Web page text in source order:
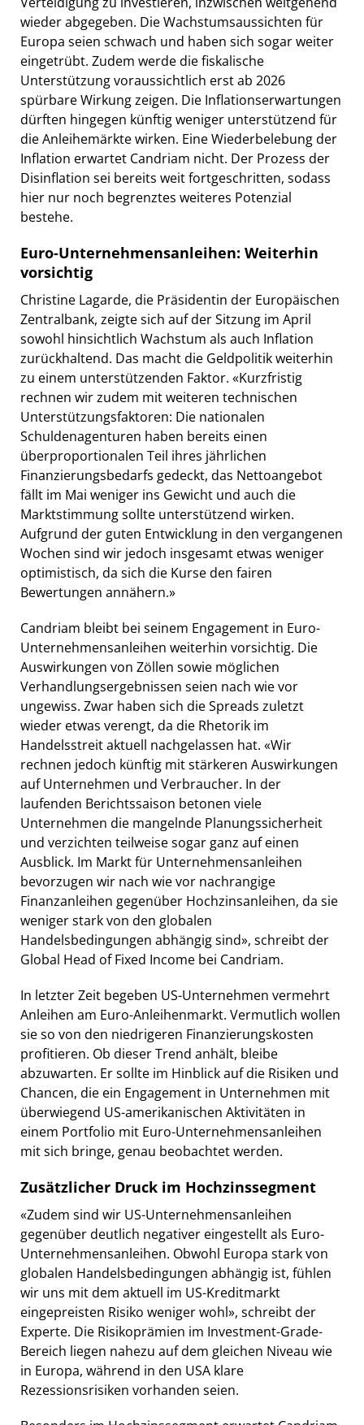
wieder abgegeben. Die Wachstumsaussichten für
Europa seien schwach und haben sich sogar weiter
eingetrübt. Zudem werde die fiskalische
Unterstützung voraussichtlich erst ab 2026
spürbare Wirkung zeigen. Die Inflationserwartungen
dürften hingegen künftig weniger unterstützend für
die Anleihemärkte wirken. Eine Wiederbelebung der
Inflation erwartet Candriam nicht. Der Prozess der
Disinflation sei bereits weit fortgeschritten, sodass
hier nur noch begrenztes weiteres Potenzial
bestehe.
Euro-Unternehmensanleihen: Weiterhin
vorsichtig
Christine Lagarde, die Präsidentin der Europäischen
Zentralbank, zeigte sich auf der Sitzung im April
sowohl hinsichtlich Wachstum als auch Inflation
zurückhaltend. Das macht die Geldpolitik weiterhin
zu einem unterstützenden Faktor. «Kurzfristig
rechnen wir zudem mit weiteren technischen
Unterstützungsfaktoren: Die nationalen
Schuldenagenturen haben bereits einen
überproportionalen Teil ihres jährlichen
Finanzierungsbedarfs gedeckt, das Nettoangebot
fällt im Mai weniger ins Gewicht und auch die
Marktstimmung sollte unterstützend wirken.
Aufgrund der guten Entwicklung in den vergangenen
Wochen sind wir jedoch insgesamt etwas weniger
optimistisch, da sich die Kurse den fairen
Bewertungen annähern.»
Candriam bleibt bei seinem Engagement in Euro-
Unternehmensanleihen weiterhin vorsichtig. Die
Auswirkungen von Zöllen sowie möglichen
Verhandlungsergebnissen seien nach wie vor
ungewiss. Zwar haben sich die Spreads zuletzt
wieder etwas verengt, da die Rhetorik im
Handelsstreit aktuell nachgelassen hat. «Wir
rechnen jedoch künftig mit stärkeren Auswirkungen
auf Unternehmen und Verbraucher. In der
laufenden Berichtssaison betonen viele
Unternehmen die mangelnde Planungssicherheit
und verzichten teilweise sogar ganz auf einen
Ausblick. Im Markt für Unternehmensanleihen
bevorzugen wir nach wie vor nachrangige
Finanzanleihen gegenüber Hochzinsanleihen, da sie
weniger stark von den globalen
Handelsbedingungen abhängig sind», schreibt der
Global Head of Fixed Income bei Candriam.
In letzter Zeit begeben US-Unternehmen vermehrt
Anleihen am Euro-Anleihenmarkt. Vermutlich wollen
sie so von den niedrigeren Finanzierungskosten
profitieren. Ob dieser Trend anhält, bleibe
abzuwarten. Er sollte im Hinblick auf die Risiken und
Chancen, die ein Engagement in Unternehmen mit
überwiegend US-amerikanischen Aktivitäten in
einem Portfolio mit Euro-Unternehmensanleihen
mit sich bringe, genau beobachtet werden.
Zusätzlicher Druck im Hochzinssegment
«Zudem sind wir US-Unternehmensanleihen
gegenüber deutlich negativer eingestellt als Euro-
Unternehmensanleihen. Obwohl Europa stark von
globalen Handelsbedingungen abhängig ist, fühlen
wir uns mit dem aktuell im US-Kreditmarkt
eingepreisten Risiko weniger wohl», schreibt der
Experte. Die Risikoprämien im Investment-Grade-
Bereich liegen nahezu auf dem gleichen Niveau wie
in Europa, während in den USA klare
Rezessionsrisiken vorhanden seien.